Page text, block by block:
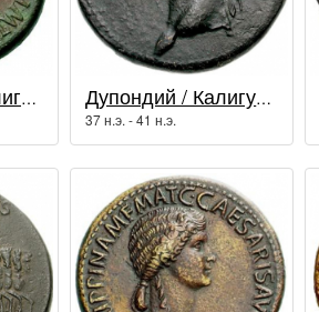
Сестерций / Калигула (37 - 41 гг.) Дупондий / Калигула (37 - 41 гг.)
37 н.э. - 41 н.э.